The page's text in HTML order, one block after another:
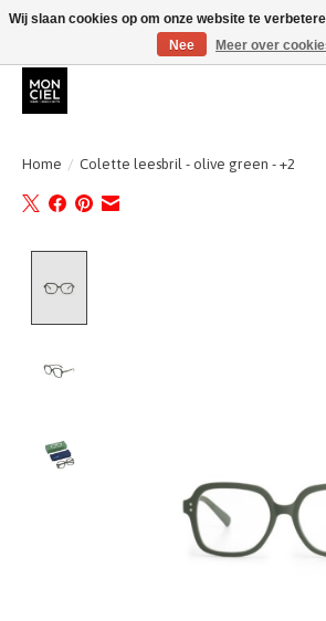
BE + NL : GRATIS VERZENDING van 31/07 t;e.m. 17/8
Home / Colette leesbril - olive green - +2
Wij slaan cookies op om onze website te
Nee
Meer over